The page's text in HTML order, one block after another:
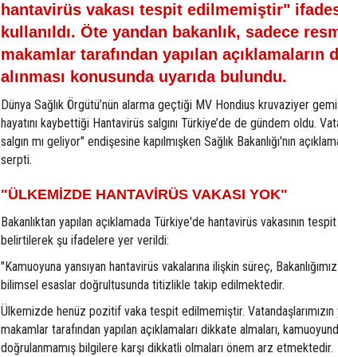
hantavirüs vakası tespit edilmemiştir"
kullanıldı. Öte yandan bakanlık, sadece
makamlar tarafından yapılan açıklamaların
alınması konusunda uyarıda bulundu.
Dünya Sağlık Örgütü’nün alarma geçtiği MV Hondius kruvaziyer
hayatını kaybettiği Hantavirüs salgını Türkiye’de de gündem oldu.
salgın mı geliyor" endişesine kapılmışken Sağlık Bakanlığı'nın
serpti.
"ÜLKEMİZDE HANTAVİRÜS VAKASI YOK"
Bakanlıktan yapılan açıklamada Türkiye'de hantavirüs vakasının
belirtilerek şu ifadelere yer verildi:
"Kamuoyuna yansıyan hantavirüs vakalarına ilişkin süreç,
bilimsel esaslar doğrultusunda titizlikle takip edilmektedir.
Ülkemizde henüz pozitif vaka tespit edilmemiştir. Vatandaşlarımızın
makamlar tarafından yapılan açıklamaları dikkate almaları,
doğrulanmamış bilgilere karşı dikkatli olmaları önem arz etmektedir.